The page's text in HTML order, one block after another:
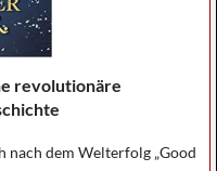
revolutionäre
nach dem Welterfolg „Good